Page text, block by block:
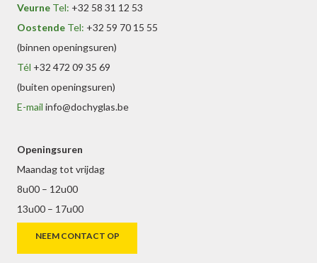
Veurne Tel: +32 58 31 12 53
Oostende Tel: +32 59 70 15 55
(binnen openingsuren)
Tél +32 472 09 35 69
(buiten openingsuren)
E-mail info@dochyglas.be
Openingsuren
Maandag tot vrijdag
8u00 – 12u00
13u00 – 17u00
NEEM CONTACT OP